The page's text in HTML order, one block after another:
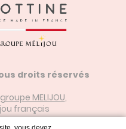
droits réservés
groupe MELIJOU,
français